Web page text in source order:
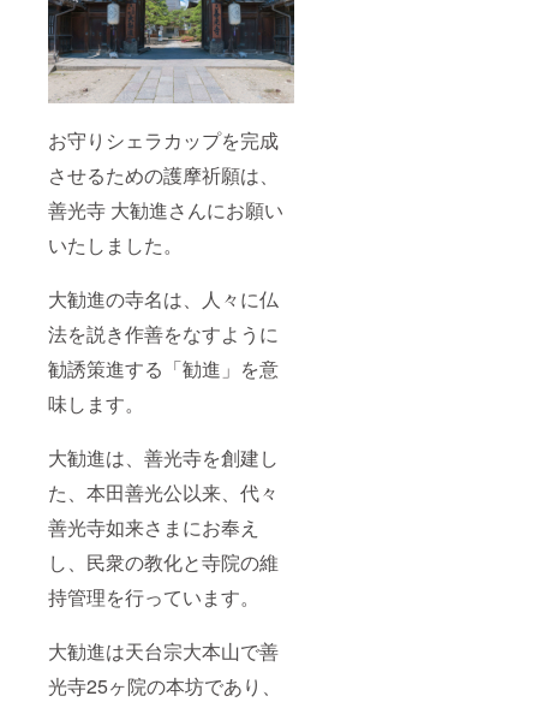
お守りシェラカップを完成
させるための護摩祈願は、
善光寺 大勧進さんにお願い
いたしました。
大勧進の寺名は、人々に仏
法を説き作善をなすように
勧誘策進する「勧進」を意
味します。
大勧進は、善光寺を創建し
た、本田善光公以来、代々
善光寺如来さまにお奉え
し、民衆の教化と寺院の維
持管理を行っています。
大勧進は天台宗大本山で善
光寺25ヶ院の本坊であり、